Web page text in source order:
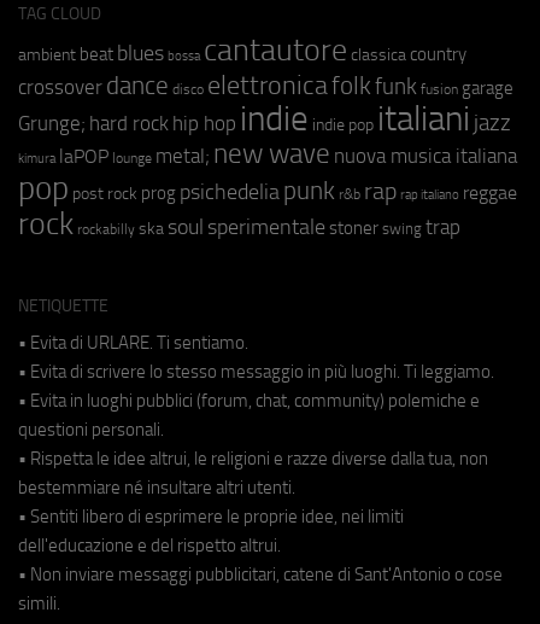
TAG CLOUD
ambient beat blues bossa cantautore classica country
crossover dance disco elettronicafolkfunk fusion garage
Grunge; hard rock hip hop indie indie pop italiani jazz
kimura laPOP lounge metal; new wave nuova musica italiana
pop post rock prog psichedeliapunk r&b rap rap italiano reggae
rock rockabilly ska soul sperimentale stoner swing trap
NETIQUETTE
• Evita di URLARE. Ti sentiamo.
• Evita di scrivere lo stesso messaggio in più luoghi. Ti leggiamo.
• Evita in luoghi pubblici (forum, chat, community) polemiche e
questioni personali.
• Rispetta le idee altrui, le religioni e razze diverse dalla tua, non
bestemmiare né insultare altri utenti.
• Sentiti libero di esprimere le proprie idee, nei limiti
dell'educazione e del rispetto altrui.
• Non inviare messaggi pubblicitari, catene di Sant'Antonio o cose
simili.